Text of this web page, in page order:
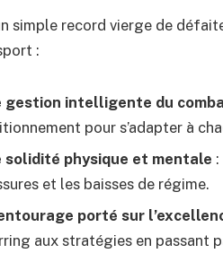
simple record vierge de
:
gestion intelligente du
pour s’adapter à
solidité physique et mentale
et les baisses de régime.
porté sur
aux stratégies en passant